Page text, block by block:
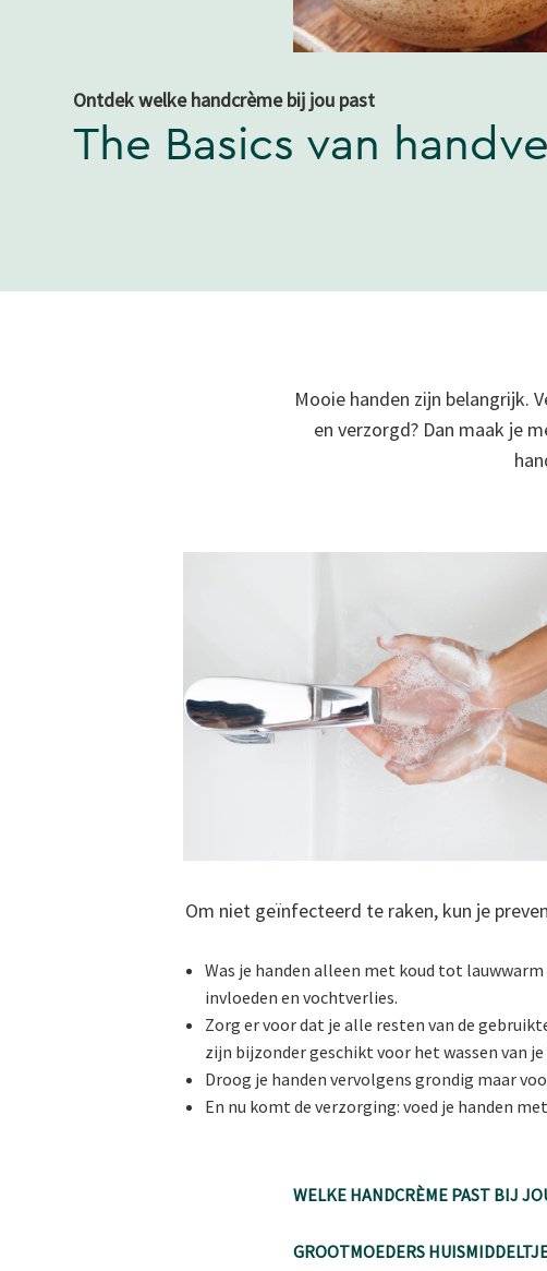
Ontdek welke handcrème bij jou past
The Basics van
Mooie handen zijn belangrijk.
en verzorgd? Dan maak je
Om niet geïnfecteerd te raken, kun je
Was je handen alleen met koud tot
invloeden en vochtverlies.
Zorg er voor dat je alle resten van de
zijn bijzonder geschikt voor het wassen van je
Droog je handen vervolgens grondig maar
En nu komt de verzorging: voed je handen
WELKE HANDCRÈME PAST BIJ
GROOTMOEDERS